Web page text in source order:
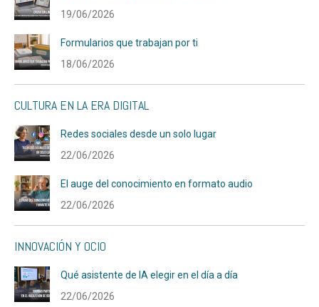
19/06/2026
Formularios que trabajan por ti
18/06/2026
CULTURA EN LA ERA DIGITAL
Redes sociales desde un solo lugar
22/06/2026
El auge del conocimiento en formato audio
22/06/2026
INNOVACIÓN Y OCIO
Qué asistente de IA elegir en el día a día
22/06/2026